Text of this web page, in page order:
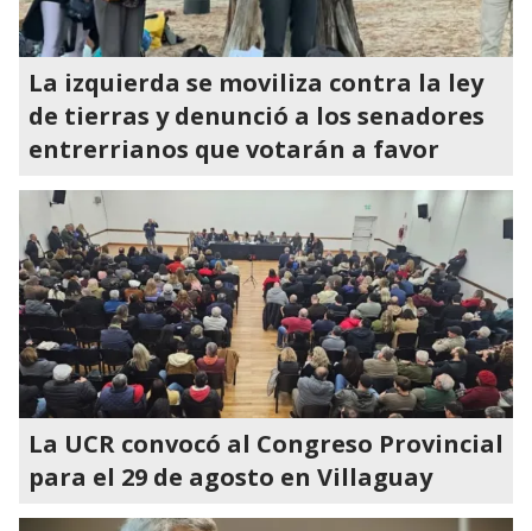
La izquierda se moviliza contra la ley
de tierras y denunció a los senadores
entrerrianos que votarán a favor
La UCR convocó al Congreso Provincial
para el 29 de agosto en Villaguay